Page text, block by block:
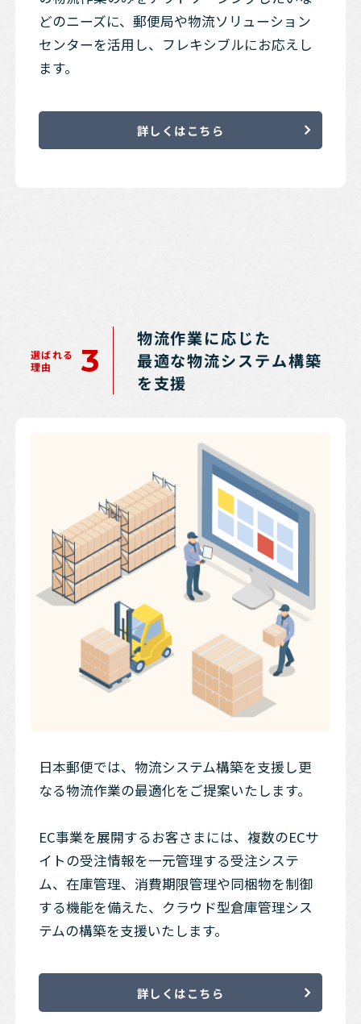
どのニーズに、郵便局や物流ソリューション
センターを活用し、フレキシブルにお応えし
ます。
詳しくはこちら
選ばれる
理由
3
物流作業に応じた
最適な物流システム構築
を支援
日本郵便では、物流システム構築を支援し更
なる物流作業の最適化をご提案いたします。
EC事業を展開するお客さまには、複数のECサ
イトの受注情報を一元管理する受注システ
ム、在庫管理、消費期限管理や同梱物を制御
する機能を備えた、クラウド型倉庫管理シス
テムの構築を支援いたします。
詳しくはこちら